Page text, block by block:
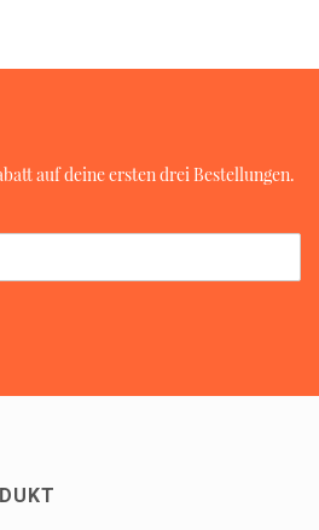
auf deine ersten drei Bestellungen.